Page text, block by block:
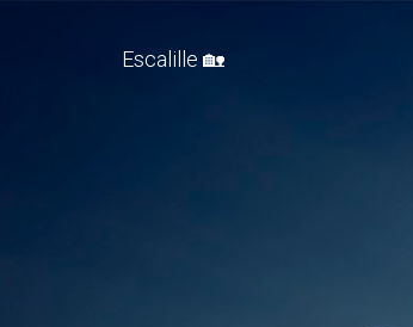
Escalille 🏡